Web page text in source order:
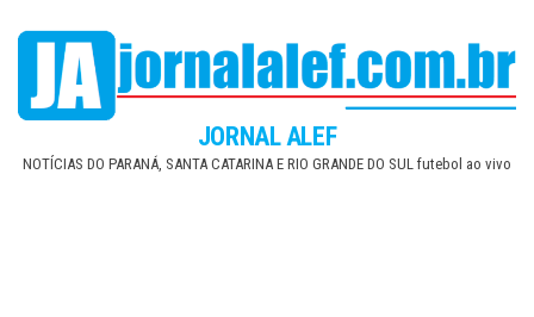
content
JORNAL ALEF
NOTÍCIAS DO PARANÁ, SANTA CATARINA E RIO GRANDE DO SUL futebol ao vivo